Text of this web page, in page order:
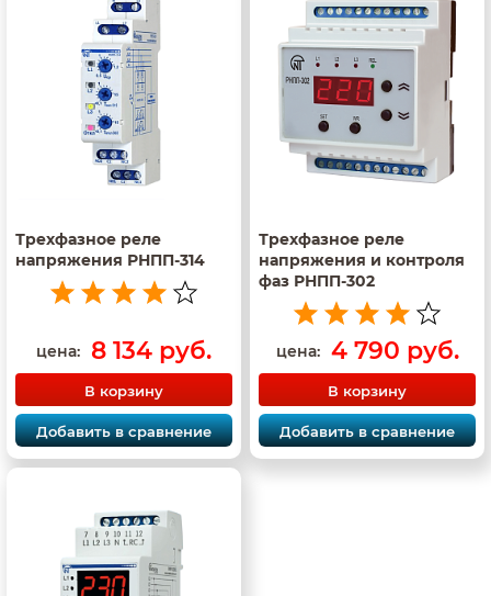
Трехфазное реле
напряжения РНПП-314
цена: 8 134 руб.
В корзину
Добавить в сравнение
Трехфазное реле
напряжения и контроля
фаз РНПП-302
цена: 4 790 руб.
В корзину
Добавить в сравнение